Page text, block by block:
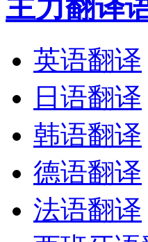
主力翻译
英语翻译
日语翻译
韩语翻译
德语翻译
法语翻译